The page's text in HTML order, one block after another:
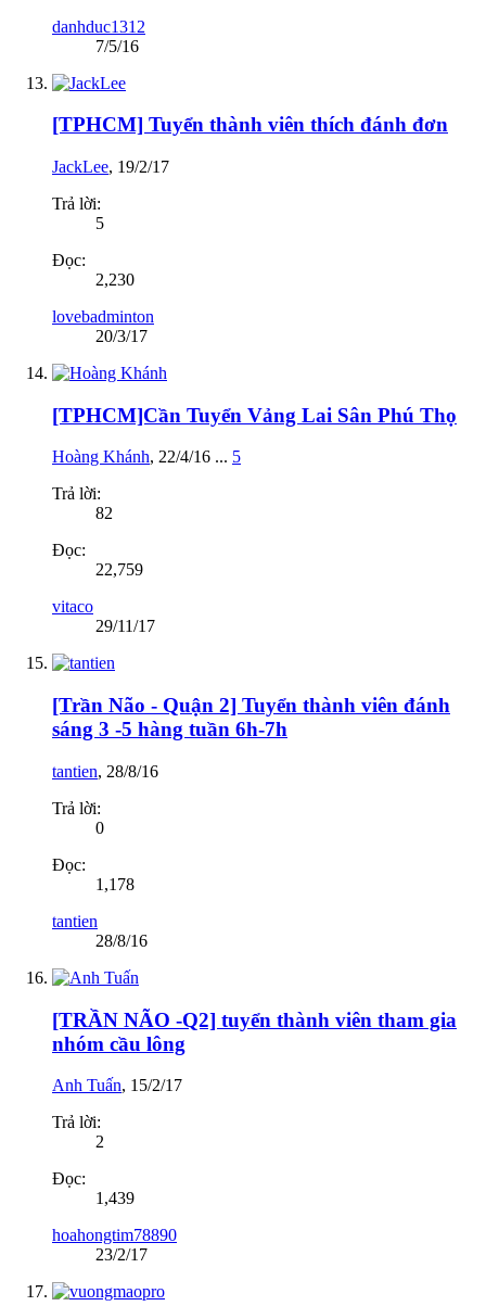
danhduc1312
7/5/16
[TPHCM] Tuyển thành viên thích đánh đơn
JackLee, 19/2/17
Trả lời:
5
Đọc:
2,230
lovebadminton
20/3/17
[TPHCM]Cần Tuyển Vảng Lai Sân Phú Thọ
Hoàng Khánh, 22/4/16 ... 5
Trả lời:
82
Đọc:
22,759
vitaco
29/11/17
[Trần Não - Quận 2] Tuyển thành viên đánh
sáng 3 -5 hàng tuần 6h-7h
tantien, 28/8/16
Trả lời:
0
Đọc:
1,178
tantien
28/8/16
[TRẦN NÃO -Q2] tuyển thành viên tham gia
nhóm cầu lông
Anh Tuấn, 15/2/17
Trả lời:
2
Đọc:
1,439
hoahongtim78890
23/2/17